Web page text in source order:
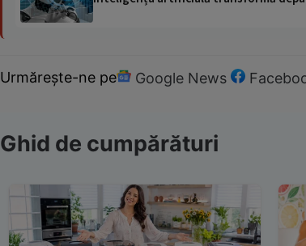
Urmărește-ne pe Google News
Ghid de cumpărături